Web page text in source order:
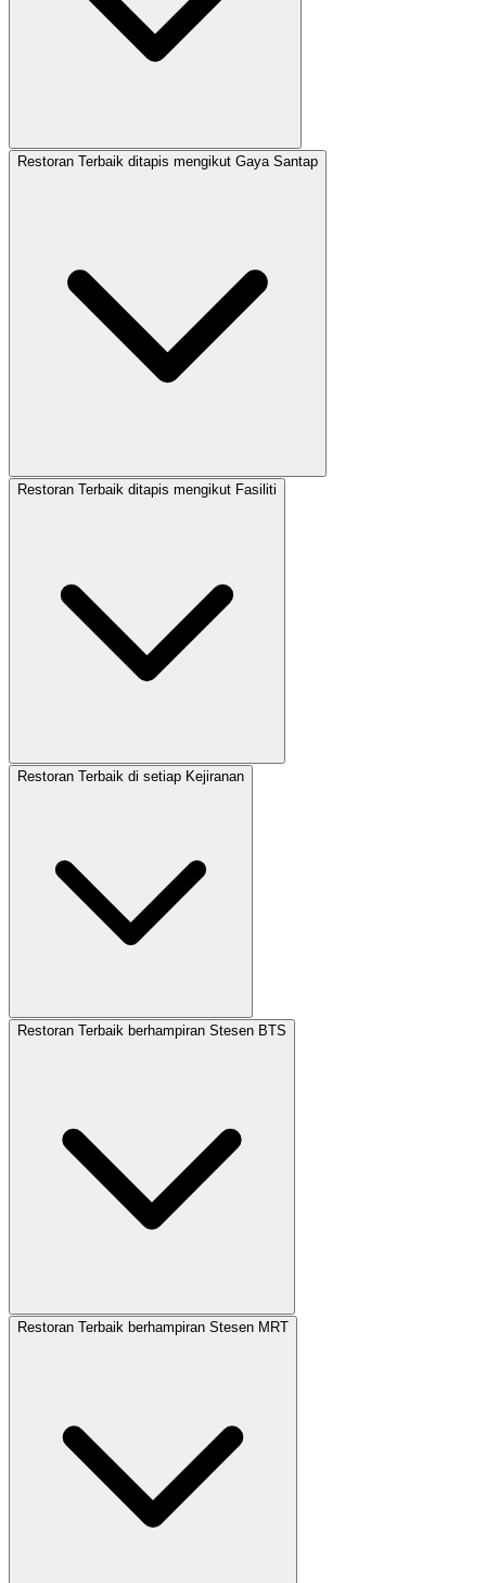
Restoran Terbaik ditapis mengikut Gaya Santap
Restoran Terbaik ditapis mengikut Fasiliti
Restoran Terbaik di setiap Kejiranan
Restoran Terbaik berhampiran Stesen BTS
Restoran Terbaik berhampiran Stesen MRT